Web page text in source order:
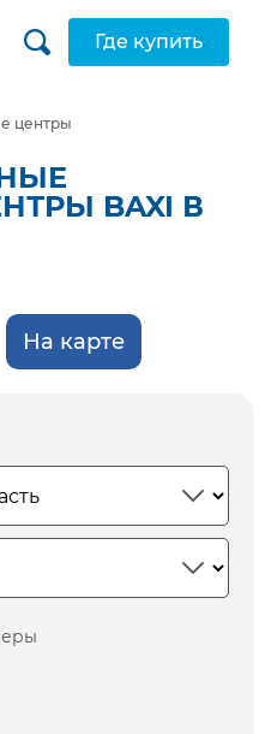
Где купить
центры
BAXI В
На карте